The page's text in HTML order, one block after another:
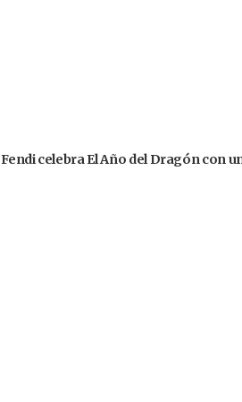
Fendi celebra El Año del Dragón con